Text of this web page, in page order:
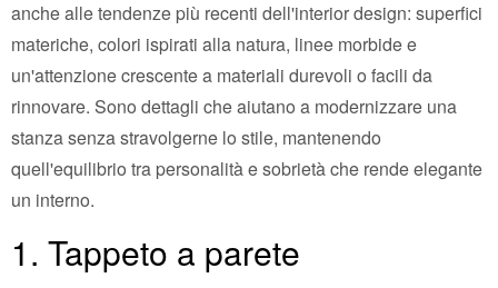
anche alle tendenze più recenti dell'interior design: superfici
materiche, colori ispirati alla natura, linee morbide e
un'attenzione crescente a materiali durevoli o facili da
rinnovare. Sono dettagli che aiutano a modernizzare una
stanza senza stravolgerne lo stile, mantenendo
quell'equilibrio tra personalità e sobrietà che rende elegante
un interno.
1. Tappeto a parete